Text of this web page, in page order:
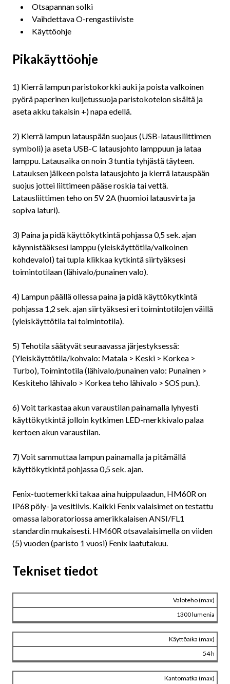
Otsapannan solki
Vaihdettava O-rengastiiviste
Käyttöohje
Pikakäyttöohje
1) Kierrä lampun paristokorkki auki ja poista valkoinen
pyörä paperinen kuljetussuoja paristokotelon sisältä ja
aseta akku takaisin +) napa edellä.
2) Kierrä lampun latauspään suojaus (USB-latausliittimen
symboli) ja aseta USB-C latausjohto lamppuun ja lataa
lamppu. Latausaika on noin 3 tuntia tyhjästä täyteen.
Latauksen jälkeen poista latausjohto ja kierrä latauspään
suojus jottei liittimeen pääse roskia tai vettä.
Latausliittimen teho on 5V 2A (huomioi latausvirta ja
sopiva laturi).
3) Paina ja pidä käyttökytkintä pohjassa 0,5 sek. ajan
käynnistääksesi lamppu (yleiskäyttötila/valkoinen
kohdevaloI) tai tupla klikkaa kytkintä siirtyäksesi
toimintotilaan (lähivalo/punainen valo).
4) Lampun päällä ollessa paina ja pidä käyttökytkintä
pohjassa 1,2 sek. ajan siirtyäksesi eri toimintotilojen väillä
(yleiskäyttötila tai toimintotila).
5) Tehotila säätyvät seuraavassa järjestyksessä:
(Yleiskäyttötila/kohvalo: Matala > Keski > Korkea >
Turbo), Toimintotila (lähivalo/punainen valo: Punainen >
Keskiteho lähivalo > Korkea teho lähivalo > SOS pun.).
6) Voit tarkastaa akun varaustilan painamalla lyhyesti
käyttökytkintä jolloin kytkimen LED-merkkivalo palaa
kertoen akun varaustilan.
7) Voit sammuttaa lampun painamalla ja pitämällä
käyttökytkintä pohjassa 0,5 sek. ajan.
Fenix-tuotemerkki takaa aina huippulaadun, HM60R on
IP68 pöly- ja vesitiivis. Kaikki Fenix valaisimet on testattu
omassa laboratoriossa amerikkalaisen ANSI/FL1
standardin mukaisesti. HM60R otsavalaisimella on viiden
(5) vuoden (paristo 1 vuosi) Fenix laatutakuu.
Tekniset tiedot
Valoteho (max)
1300 lumenia
Käyttöaika (max)
54 h
Kantomatka (max)